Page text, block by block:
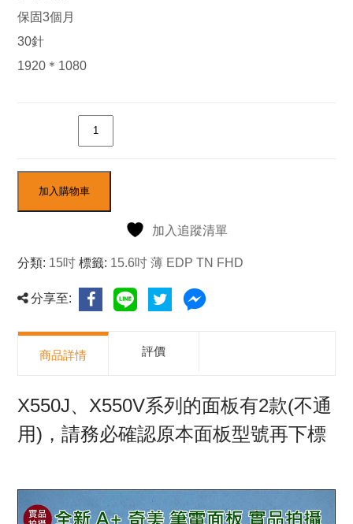
保固3個月
30針
1920＊1080
加入購物車
加入追蹤清單
分類: 15吋 標籤: 15.6吋 薄 EDP TN FHD
分享至:
商品詳情 評價
X550J、X550V系列的面板有2款(不通
用)，請務必確認原本面板型號再下標